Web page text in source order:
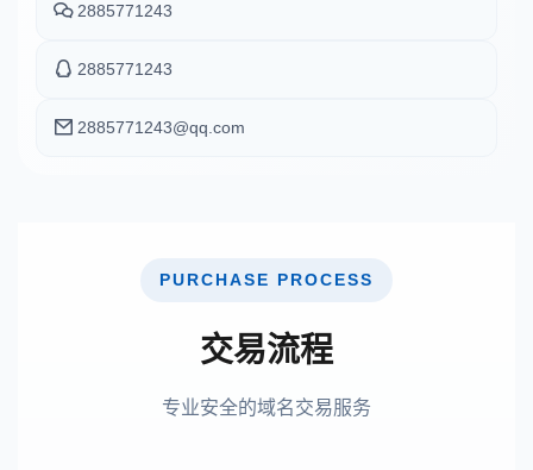
2885771243
2885771243
2885771243@qq.com
PURCHASE PROCESS
交易流程
专业安全的域名交易服务